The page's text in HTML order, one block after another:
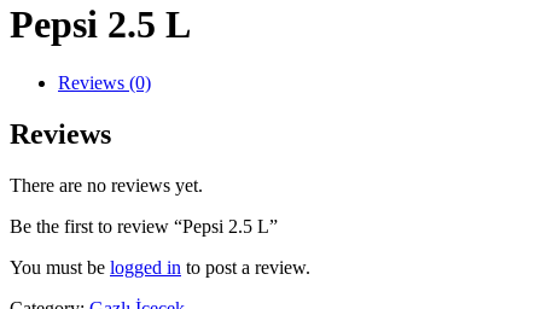
Pepsi 2.5 L
Reviews (0)
Reviews
There are no reviews yet.
Be the first to review “Pepsi 2.5 L”
You must be logged in to post a review.